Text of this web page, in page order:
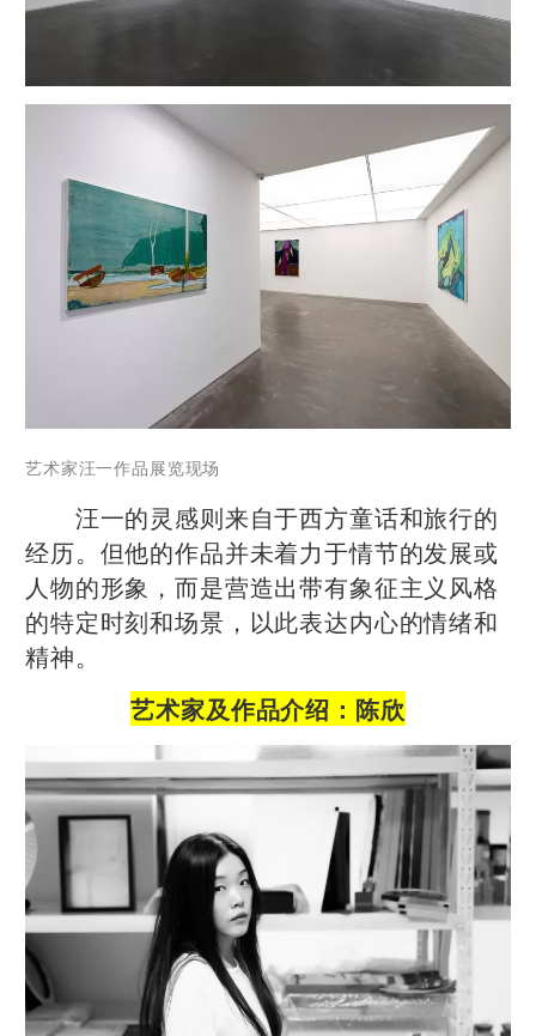
艺术家汪一作品 展览现场
汪一的灵感则来自于西方童话和旅行的
经历。但他的作品并未着力于情节的发展或
人物的形象，而是营造出带有象征主义风格
的特定时刻和场景，以此表达内心的情绪和
精神。
艺术家及作品介绍：陈欣